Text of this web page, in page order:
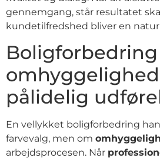
gennemgang, står resultatet
kundetilfredshed bliver en
pålidelig
En vellykket boligforbedring
farvevalg, men om
arbejdsprocesen. Når